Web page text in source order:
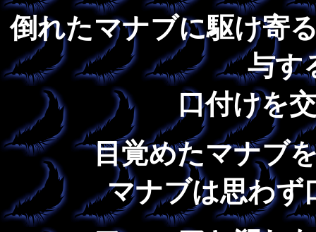
倒れたマナブに駆け寄
与す
口付けを
目覚めたマナブ
マナブは思わず